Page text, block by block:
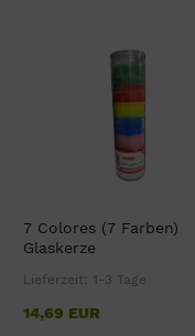
7 Colores (7 Farben)
Glaskerze
Lieferzeit: 1-3 Tage
14,69 EUR